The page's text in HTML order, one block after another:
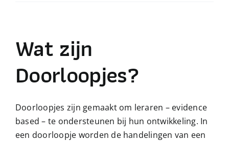
Wat zijn
Doorloopjes?
Doorloopjes zijn gemaakt om leraren – evidence
based – te ondersteunen bij hun ontwikkeling. In
een doorloopje worden de handelingen van een